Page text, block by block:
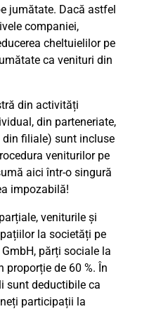
jumătate. Dacă astfel
companiei,
cheltuielilor pe
ca venituri din
din activități
din parteneriate,
filiale) sunt incluse
veniturilor pe
aici într-o singură
impozabilă!
veniturile și
la societăți pe
părți sociale la
de 60 %. În
sunt deductibile ca
participații la